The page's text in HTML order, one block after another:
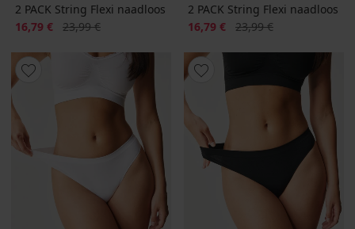
2 PACK String Flexi naadloos
Korting
16,79 € Oorspronkelijke prijs
23,99 €
2 PACK String Flexi naadloos
Korting
16,79 € Oorspronkelijke prijs
23,99 €